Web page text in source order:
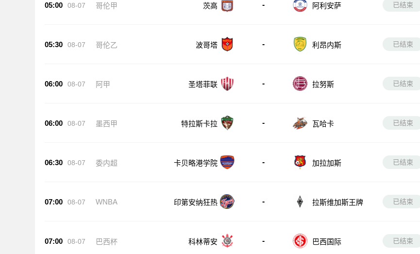
05:00 08-07 哥伦甲 茨高 - 阿利安萨 已结束
05:30 08-07 哥伦乙 波哥塔 - 利昂内斯 已结束
06:00 08-07 阿甲 圣塔菲联 - 拉努斯 已结束
06:00 08-07 墨西甲 特拉斯卡拉 - 瓦哈卡 已结束
06:30 08-07 委内超 卡贝略港学院 - 加拉加斯 已结束
07:00 08-07 WNBA 印第安纳狂热 - 拉斯维加斯王牌 已结束
07:00 08-07 巴西杯 科林蒂安 - 巴西国际 已结束